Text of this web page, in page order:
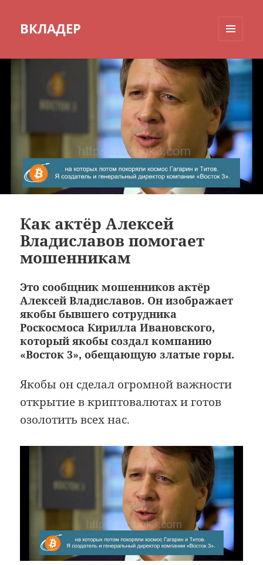
ВКЛАДЕР
ВИДЖЕТЫ
Как актёр Алексей
Владиславов помогает
мошенникам
Это сообщник мошенников актёр
Алексей Владиславов. Он изображает
якобы бывшего сотрудника
Роскосмоса Кирилла Ивановского,
который якобы создал компанию
«Восток 3», обещающую златые горы.
Якобы он сделал огромной важности
открытие в криптовалютах и готов
озолотить всех нас.